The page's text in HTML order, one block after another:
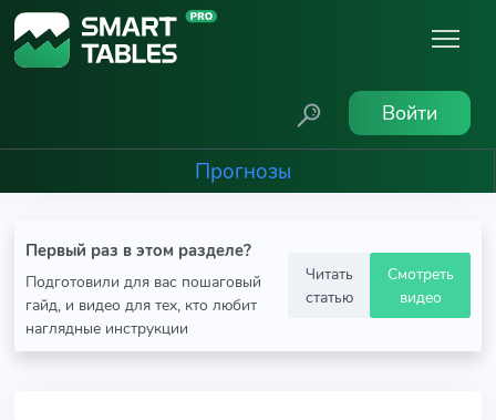
Войти
Прогнозы
Первый раз в этом разделе?
Подготовили для вас пошаговый
гайд, и видео для тех, кто любит
наглядные инструкции
Читать
статью
Смотреть
видео